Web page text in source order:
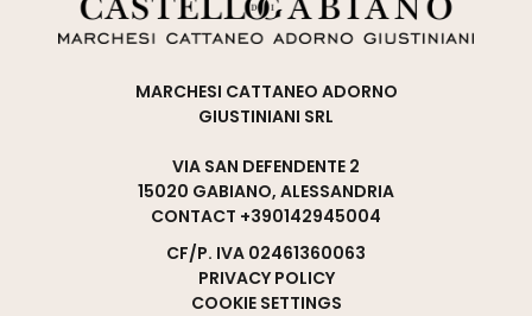
MARCHESI CATTANEO ADORNO
GIUSTINIANI SRL
VIA SAN DEFENDENTE 2
15020 GABIANO, ALESSANDRIA
CONTACT +390142945004
CF/P. IVA 02461360063
PRIVACY POLICY
COOKIE SETTINGS